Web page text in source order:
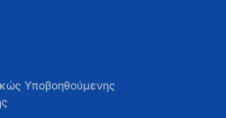
Υποβοηθούμενης